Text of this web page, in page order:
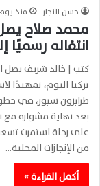
حسن النجار منذ
محمد صلاح يصل
انتقاله
كتب | خالد شريف يصل
تركيا اليوم، تمهيدًا
طرابزون سبور، في
بعد نهاية مشواره مع
على رحلة استمرت
من الإنجازات المحلية…
أكمل القراءة »